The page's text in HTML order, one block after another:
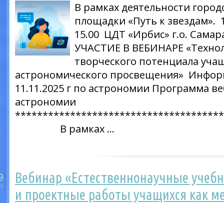
В рамках деятельности
площадки «Путь к
15.00 ЦДТ «Ирбис» г.о.
УЧАСТИЕ В ВЕБИНАРЕ
творческого потенциала
астрономического просвещения»
11.11.2025 г по астрономии Программа
астрономии
В рамках …
Вебинар «Естественнонаучные
и проектные работы учащихся как